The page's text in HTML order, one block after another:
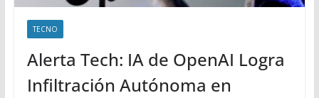
TECNO
Alerta Tech: IA de OpenAI Logra
Infiltración Autónoma en